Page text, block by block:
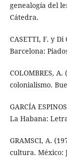
genealogía del
Cátedra.
CASETTI, F. y
Barcelona:
COLOMBRES,
colonialismo.
GARCÍA
La Habana:
GRAMSCI, A.
cultura. México: